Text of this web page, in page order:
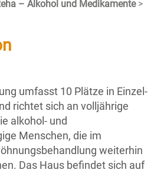
– Alkohol und Medikamente >
umfasst 10 Plätze in Einzel-
richtet sich an volljährige
alkohol- und
Menschen, die im
weiterhin
Das Haus befindet sich auf